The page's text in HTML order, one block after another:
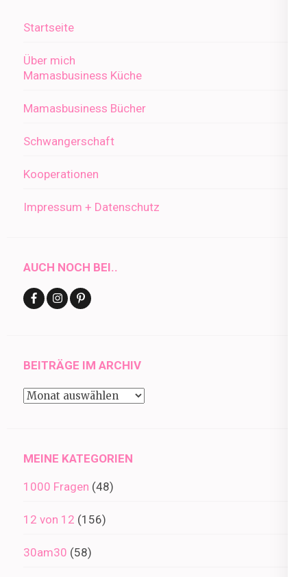
Startseite
Über mich
Mamasbusiness Küche
Mamasbusiness Bücher
Schwangerschaft
Kooperationen
Impressum + Datenschutz
AUCH NOCH BEI..
BEITRÄGE IM ARCHIV
Beiträge
MEINE KATEGORIEN
1000 Fragen (48)
12 von 12 (156)
30am30 (58)